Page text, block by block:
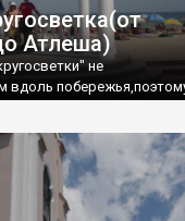
Атлеша)
не
вдоль